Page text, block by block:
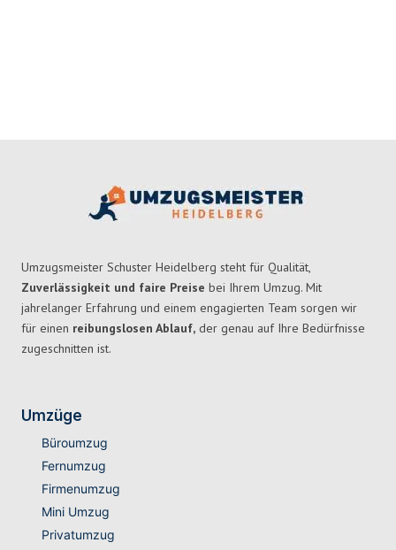
Umzugsmeister Schuster Heidelberg steht für Qualität,
Zuverlässigkeit und faire Preise bei Ihrem Umzug. Mit
jahrelanger Erfahrung und einem engagierten Team sorgen wir
für einen reibungslosen Ablauf, der genau auf Ihre Bedürfnisse
zugeschnitten ist.
Umzüge
Büroumzug
Fernumzug
Firmenumzug
Mini Umzug
Privatumzug